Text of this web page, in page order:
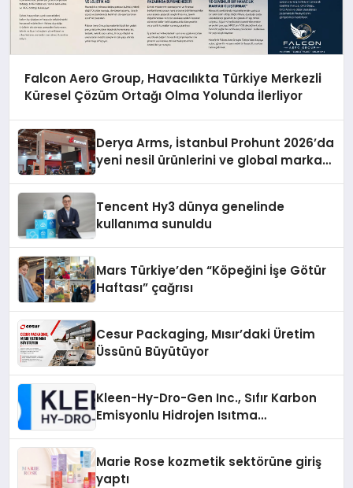
Falcon Aero Group, Havacılıkta Türkiye Merkezli
Küresel Çözüm Ortağı Olma Yolunda İlerliyor
Derya Arms, İstanbul Prohunt 2026’da
yeni nesil ürünlerini ve global marka
Tencent Hy3 dünya genelinde
kullanıma sunuldu
Mars Türkiye’den “Köpeğini İşe Götür
Haftası” çağrısı
Cesur Packaging, Mısır’daki Üretim
Üssünü Büyütüyor
Kleen-Hy-Dro-Gen Inc., Sıfır Karbon
Emisyonlu Hidrojen Isıtma
Marie Rose kozmetik sektörüne giriş
yaptı